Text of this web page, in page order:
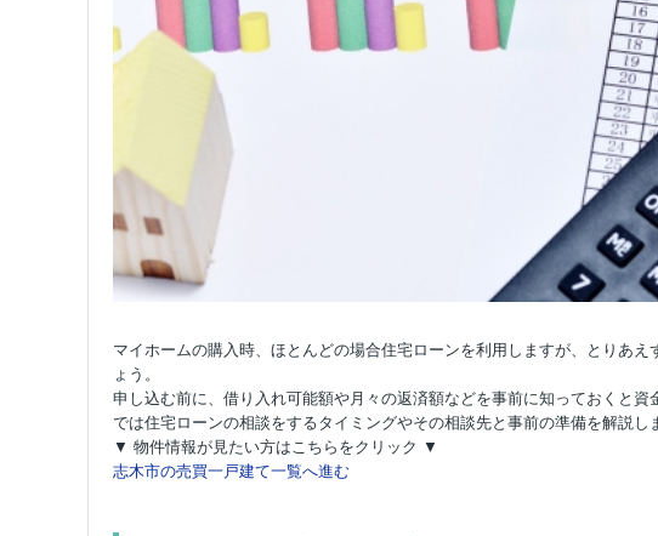
マイホームの購入時、ほとんどの場合住宅ローンを利用しますが、とりあ
ょう。
申し込む前に、借り入れ可能額や月々の返済額などを事前に知っておくと資
では住宅ローンの相談をするタイミングやその相談先と事前の準備を解説し
▼ 物件情報が見たい方はこちらをクリック ▼
志木市の売買一戸建て一覧へ進む